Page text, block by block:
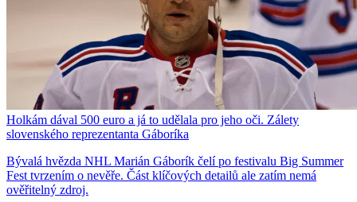
Holkám dával 500 euro a já to udělala pro jeho oči. Zálety
slovenského reprezentanta Gáboríka
Bývalá hvězda NHL Marián Gáborík čelí po festivalu Big Summer
Fest tvrzením o nevěře. Část klíčových detailů ale zatím nemá
ověřitelný zdroj.